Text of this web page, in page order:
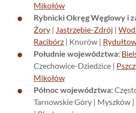
Mikołów
Rybnicki Okręg Węglowy i
Żory | Jastrzębie-Zdrój |
Racibórz | Knurów |
Południe województwa:
Czechowice-Dziedzice |
Mikołów
Północ województwa:
Tarnowskie Góry | Myszków